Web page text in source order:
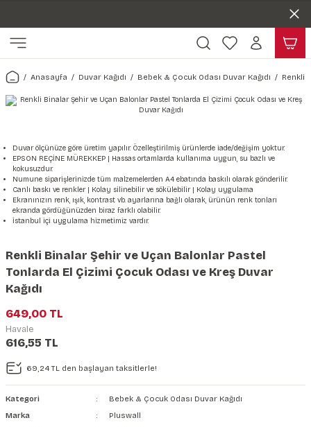
Harita & Şehir Duvar Kağıdı
Şehir & Ülke Duvar Kağıdı
Çiçek Duvar Kağıdı
Hayvan, Yaprak & Çiçek
Hayvan Duvar Kağıdı
Kağıdı
Doğa & Manza Duvar Kağıdı
Orman Duvar Kağıdı
Tropikal Duvar Kağıdı
Uzay Duvar Kağıdı
Duvar Kağıdı
Tasarım & Sanatsal Duvar
Geometrik Duvar Kağıdı
Graffiti Duvar Kağıdı
Müzik Duvar Kağıdı
Sağlık Duvar Kağıdı
Yiyecek ve İçecek Duvar Kağıdı
Taş Desenli Duvar Kağıdı
Ahşap, Mermer & Taş
Mermer Desenli Duvar Kağıdı
Beton Duvar Kağıdı
Duvar Kanvası
Seti
Setleri
Sticker Seti
Anasayfa Duvar Kağıdı Bebek & Çocuk Odası Duvar Kağıdı Renkli
Duvar ölçünüze göre üretim yapılır. Özelleştirilmiş ürünlerde iade/değişim yoktur.
EPSON REÇİNE MÜREKKEP | Hassas ortamlarda kullanıma uygun, su bazlı ve
kokusuzdur.
Numune siparişlerinizde tüm malzemelerden A4 ebatında baskılı olarak gönderilir.
Canlı baskı ve renkler | Kolay silinebilir ve sökülebilir | Kolay uygulama
Ekranınızın renk, ışık, kontrast vb. ayarlarına bağlı olarak, ürünün renk tonları
ekranda gördüğünüzden biraz farklı olabilir.
İstanbul içi uygulama hizmetimiz vardır.
Renkli Binalar Şehir ve Uçan Balonlar Pastel
Tonlarda El Çizimi Çocuk Odası ve Kreş Duvar
Kağıdı
649,00 TL
Havale
616,55 TL
69,24 TL den başlayan taksitlerle!
Kategori
Bebek & Çocuk Odası Duvar Kağıdı
Marka
Pluswall